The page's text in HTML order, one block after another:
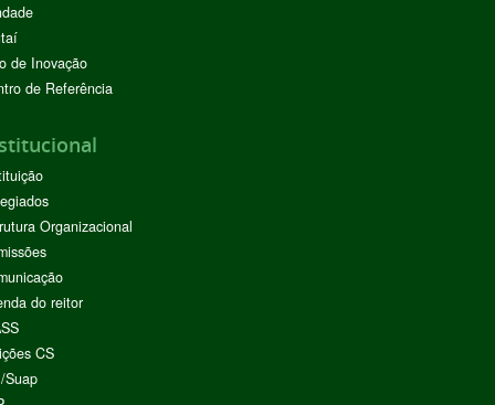
de Inovação
de Referência
Organizacional
do reitor
CS
Suap